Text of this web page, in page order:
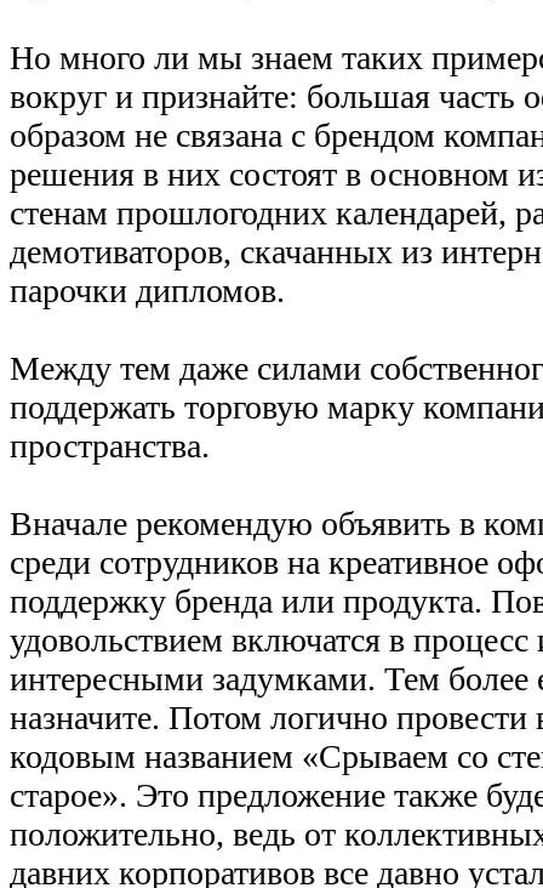
Но много ли мы знаем таких
вокруг и признайте: большая часть
образом не связана с брендом
решения в них состоят в основном
стенам прошлогодних календарей,
демотиваторов, скачанных из
парочки дипломов.
Между тем даже силами
поддержать торговую марку
пространства.
Вначале рекомендую объявить в
среди сотрудников на креативное
поддержку бренда или продукта.
удовольствием включатся в процесс
интересными задумками. Тем
назначите. Потом логично провести
кодовым названием «Срываем со
старое». Это предложение также
положительно, ведь от
давних корпоративов все давно